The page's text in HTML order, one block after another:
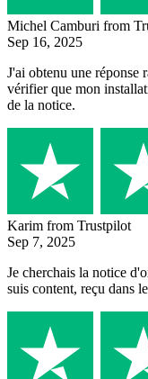
Michel Camburi from
Sep 16, 2025
J'ai obtenu une réponse
vérifier que mon
de la notice.
Karim from Trustpilot
Sep 7, 2025
Je cherchais la notice
suis content, reçu dans